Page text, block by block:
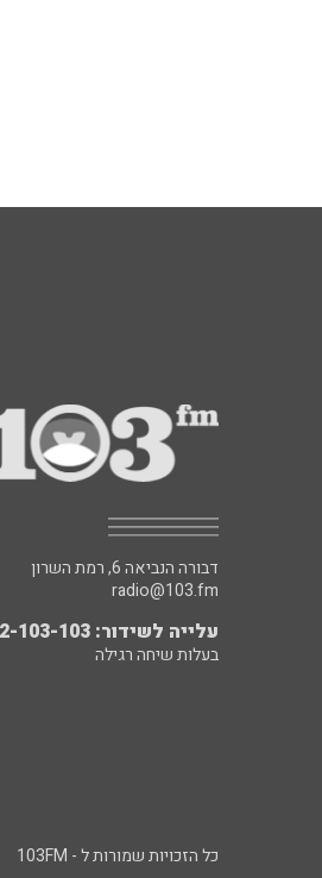
דבורה הנביאה 6, רמת השרון
radio@103.fm
עלייה לשידור: 0552-103-103
בעלות שיחה רגילה
כל הזכויות שמורות ל - 103FM